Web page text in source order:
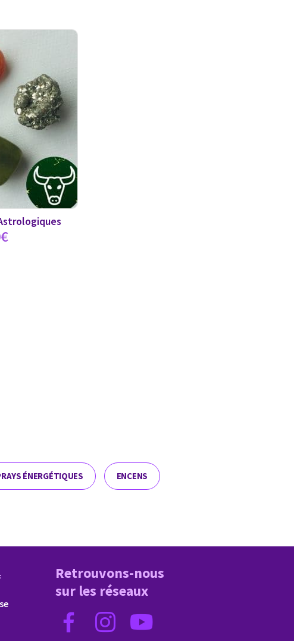
€
ÉNERGÉTIQUES ENCENS
Retrouvons-nous
sur les réseaux